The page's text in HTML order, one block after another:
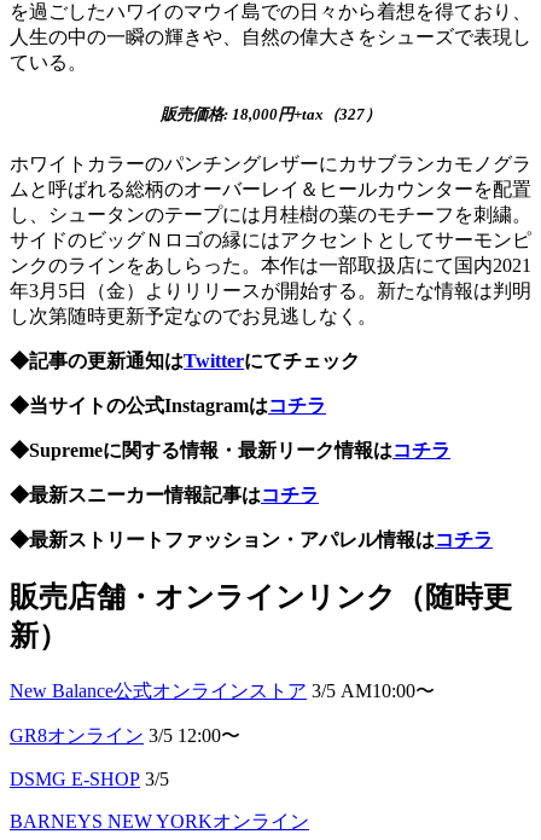
を過ごしたハワイのマウイ島での日々から着想を得ており、
人生の中の一瞬の輝きや、自然の偉大さをシューズで表現し
ている。
販売価格: 18,000円+tax（327）
ホワイトカラーのパンチングレザーにカサブランカモノグラ
ムと呼ばれる総柄のオーバーレイ＆ヒールカウンターを配置
し、シュータンのテープには月桂樹の葉のモチーフを刺繍。
サイドのビッグＮロゴの縁にはアクセントとしてサーモンピ
ンクのラインをあしらった。本作は一部取扱店にて国内2021
年3月5日（金）よりリリースが開始する。新たな情報は判明
し次第随時更新予定なのでお見逃しなく。
◆記事の更新通知はTwitterにてチェック
◆当サイトの公式Instagramはコチラ
◆Supremeに関する情報・最新リーク情報はコチラ
◆最新スニーカー情報記事はコチラ
◆最新ストリートファッション・アパレル情報はコチラ
販売店舗・オンラインリンク（随時更
新）
New Balance公式オンラインストア 3/5 AM10:00〜
GR8オンライン 3/5 12:00〜
DSMG E-SHOP 3/5
BARNEYS NEW YORKオンライン